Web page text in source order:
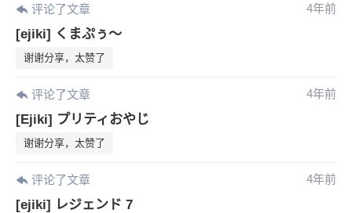
评论了文章 4年前
[ejiki] くまぷぅ～
谢谢分享，太赞了
评论了文章 4年前
[Ejiki] プリティおやじ
谢谢分享，太赞了
评论了文章 4年前
[ejiki] レジェンド 7